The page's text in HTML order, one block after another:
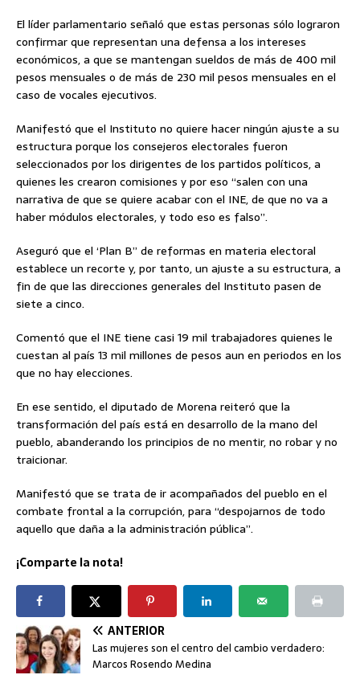
El líder parlamentario señaló que estas personas sólo lograron
confirmar que representan una defensa a los intereses
económicos, a que se mantengan sueldos de más de 400 mil
pesos mensuales o de más de 230 mil pesos mensuales en el
caso de vocales ejecutivos.
Manifestó que el Instituto no quiere hacer ningún ajuste a su
estructura porque los consejeros electorales fueron
seleccionados por los dirigentes de los partidos políticos, a
quienes les crearon comisiones y por eso “salen con una
narrativa de que se quiere acabar con el INE, de que no va a
haber módulos electorales, y todo eso es falso”.
Aseguró que el ‘Plan B” de reformas en materia electoral
establece un recorte y, por tanto, un ajuste a su estructura, a
fin de que las direcciones generales del Instituto pasen de
siete a cinco.
Comentó que el INE tiene casi 19 mil trabajadores quienes le
cuestan al país 13 mil millones de pesos aun en periodos en los
que no hay elecciones.
En ese sentido, el diputado de Morena reiteró que la
transformación del país está en desarrollo de la mano del
pueblo, abanderando los principios de no mentir, no robar y no
traicionar.
Manifestó que se trata de ir acompañados del pueblo en el
combate frontal a la corrupción, para “despojarnos de todo
aquello que daña a la administración pública”.
¡Comparte la nota!
ANTERIOR
Las mujeres son el centro del cambio verdadero:
Marcos Rosendo Medina